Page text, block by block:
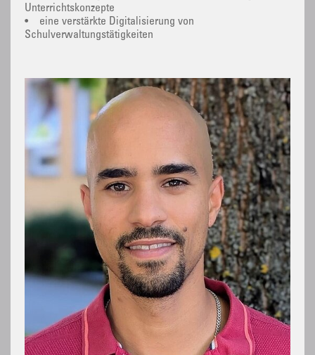
Unterrichtskonzepte
• eine verstärkte Digitalisierung von
Schulverwaltungstätigkeiten